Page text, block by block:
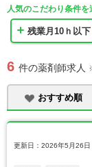
人気のこだわり条件を
残業月10ｈ以下
6 件の薬剤師求人
おすすめ順
更新日：2026年5月26日